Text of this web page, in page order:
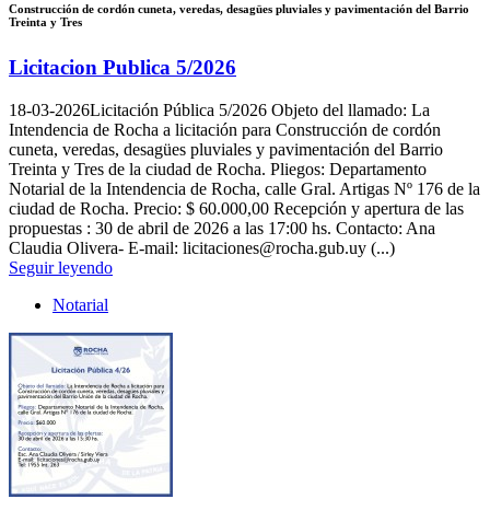
Construcción de cordón cuneta, veredas, desagües pluviales y pavimentación del Barrio
Treinta y Tres
Licitacion Publica 5/2026
18-03-2026Licitación Pública 5/2026 Objeto del llamado: La
Intendencia de Rocha a licitación para Construcción de cordón
cuneta, veredas, desagües pluviales y pavimentación del Barrio
Treinta y Tres de la ciudad de Rocha. Pliegos: Departamento
Notarial de la Intendencia de Rocha, calle Gral. Artigas Nº 176 de la
ciudad de Rocha. Precio: $ 60.000,00 Recepción y apertura de las
propuestas : 30 de abril de 2026 a las 17:00 hs. Contacto: Ana
Claudia Olivera- E-mail: licitaciones@rocha.gub.uy (...)
Seguir leyendo
Notarial